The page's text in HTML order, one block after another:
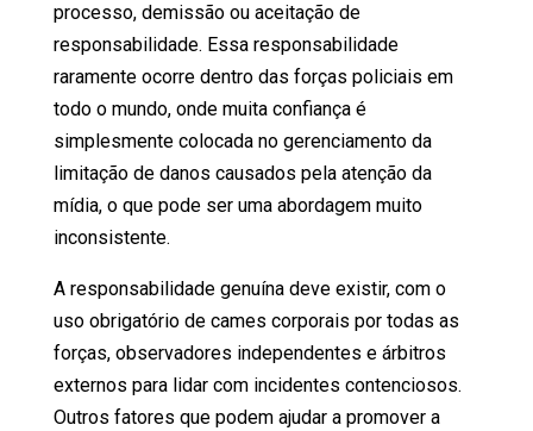
processo, demissão ou aceitação de
responsabilidade. Essa responsabilidade
raramente ocorre dentro das forças policiais em
todo o mundo, onde muita confiança é
simplesmente colocada no gerenciamento da
limitação de danos causados ​​pela atenção da
mídia, o que pode ser uma abordagem muito
inconsistente.
A responsabilidade genuína deve existir, com o
uso obrigatório de cames corporais por todas as
forças, observadores independentes e árbitros
externos para lidar com incidentes contenciosos.
Outros fatores que podem ajudar a promover a